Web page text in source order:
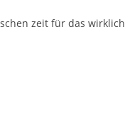
zeit für das wirklich